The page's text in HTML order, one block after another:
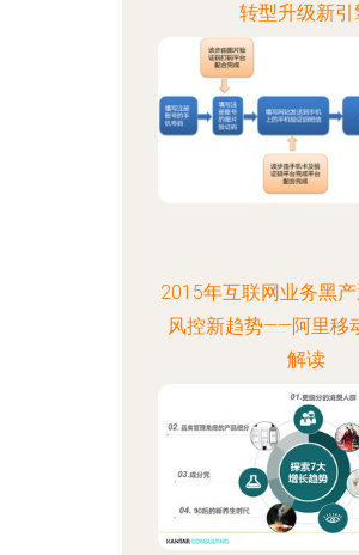
转型升级新引
2015年互联网业务黑
风控新趋势——阿里移
解读